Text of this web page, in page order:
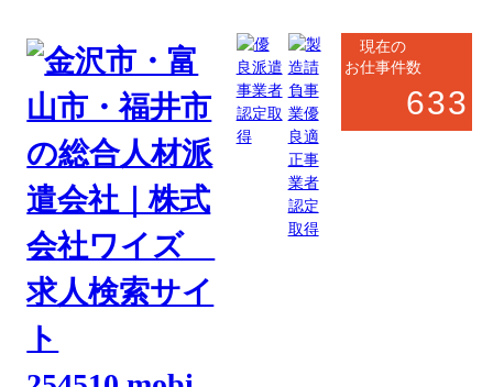
現在の
お仕事件数
633
高岡市・射水市・氷見市
サービス系
事務系
傷害保険窓口での受電オペレーター
お仕事番号toyama_6923
《応募先》富山営業所
勤務地富山県射水市